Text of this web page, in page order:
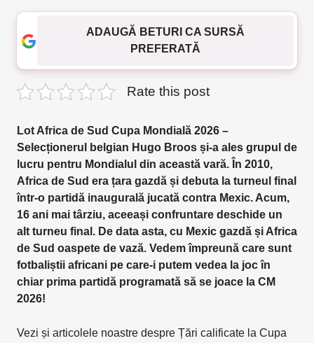
ADAUGĂ BETURI CA SURSĂ
PREFERATĂ
Rate this post
Lot Africa de Sud Cupa Mondială 2026 –
Selecționerul belgian Hugo Broos și-a ales grupul de
lucru pentru Mondialul din această vară. În 2010,
Africa de Sud era țara gazdă și debuta la turneul final
într-o partidă inaugurală jucată contra Mexic. Acum,
16 ani mai târziu, aceeași confruntare deschide un
alt turneu final. De data asta, cu Mexic gazdă și Africa
de Sud oaspete de vază. Vedem împreună care sunt
fotbaliștii africani pe care-i putem vedea la joc în
chiar prima partidă programată să se joace la CM
2026!
Vezi și articolele noastre despre Țări calificate la Cupa